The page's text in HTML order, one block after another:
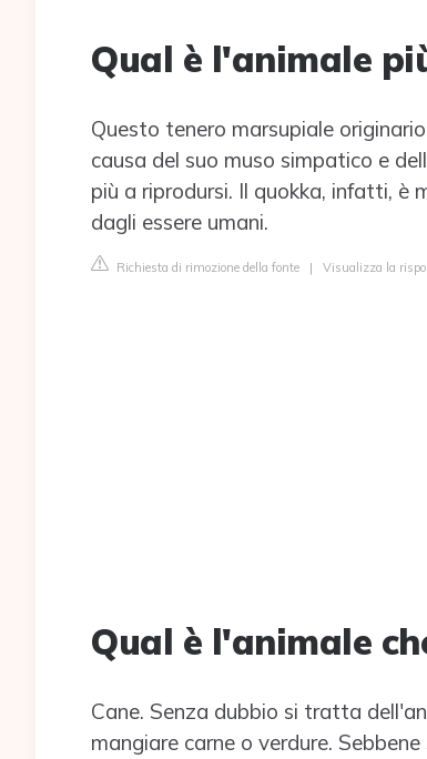
Qual è l'animale
Questo tenero marsupiale
causa del suo muso simpatico e
più a riprodursi. Il quokka, infatti,
dagli essere umani.
Richiesta di rimozione della fonte | Visualizza la
Qual è l'animale
Cane. Senza dubbio si tratta
mangiare carne o verdure.